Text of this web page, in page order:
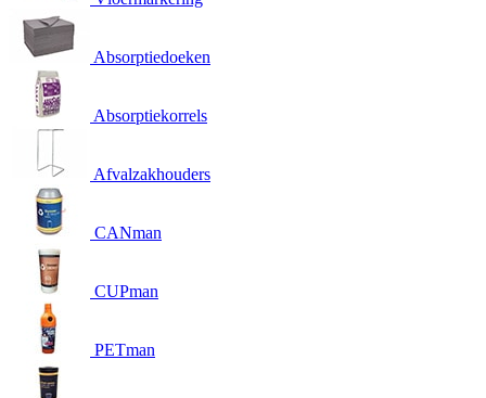
Absorptiedoeken
Absorptiekorrels
Afvalzakhouders
CANman
CUPman
PETman